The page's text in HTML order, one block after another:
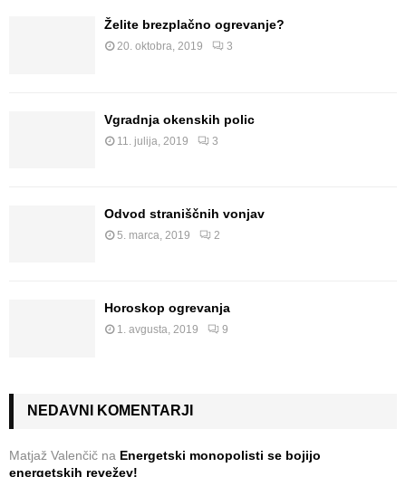
Želite brezplačno ogrevanje?
20. oktobra, 2019 3
Vgradnja okenskih polic
11. julija, 2019 3
Odvod straniščnih vonjav
5. marca, 2019 2
Horoskop ogrevanja
1. avgusta, 2019 9
NEDAVNI KOMENTARJI
Matjaž Valenčič na Energetski monopolisti se bojijo
energetskih revežev!